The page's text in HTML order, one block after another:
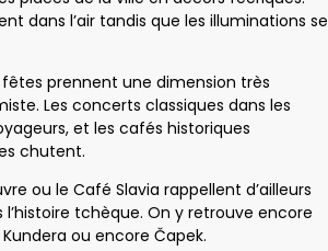
dans l’air tandis que les illuminations se
prennent une dimension très
Les concerts classiques dans les
et les cafés historiques
chutent.
ou le Café Slavia rappellent d’ailleurs
tchèque. On y retrouve encore
ou encore Čapek.